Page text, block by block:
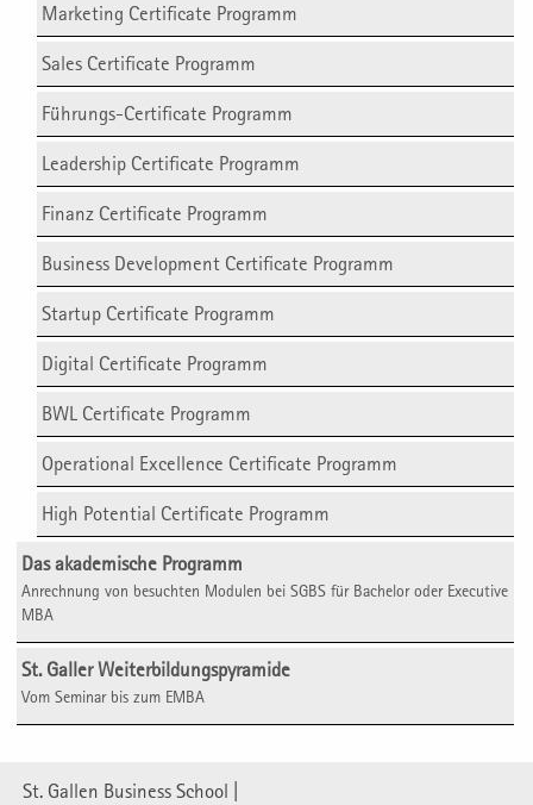
Marketing Certificate Programm
Sales Certificate Programm
Führungs-Certificate Programm
Leadership Certificate Programm
Finanz Certificate Programm
Business Development Certificate Programm
Startup Certificate Programm
Digital Certificate Programm
BWL Certificate Programm
Operational Excellence Certificate Programm
High Potential Certificate Programm
Das akademische Programm
Anrechnung von besuchten Modulen bei SGBS für Bachelor oder Executive
MBA
St. Galler Weiterbildungs­pyramide
Vom Seminar bis zum EMBA
St. Gallen Business School |